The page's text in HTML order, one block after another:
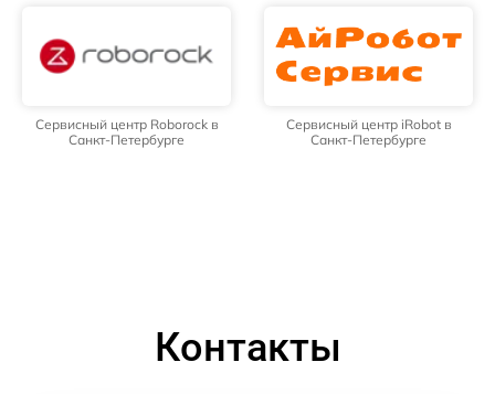
Сервисный центр Roborock в
Санкт-Петербурге
Сервисный центр iRobot в
Санкт-Петербурге
Контакты